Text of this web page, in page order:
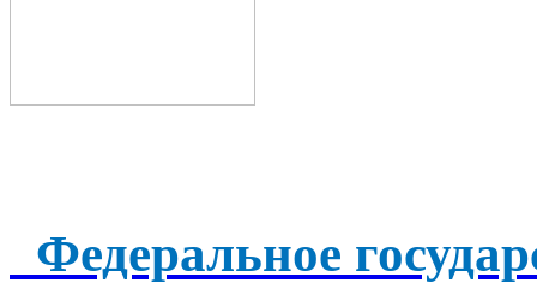
Федеральное